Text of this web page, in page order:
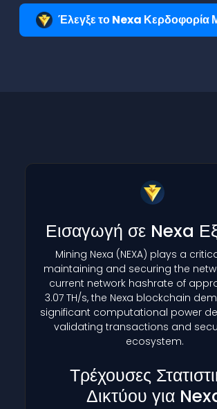
Έλεγξε το Nexa Κερδοφορία
Εισαγωγή σε Nexa
Mining Nexa (NEXA) plays a
maintaining and securing the
current network hashrate of
3.07 TH/s, the Nexa blockchain
significant computational power
validating transactions and
ecosystem.
Τρέχουσες
Δικτύου για